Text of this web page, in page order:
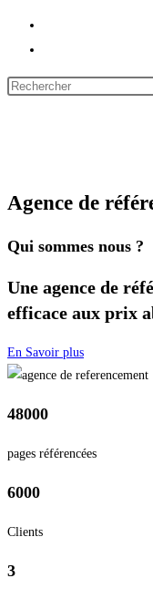
Agence de
Qui sommes nous ?
Une agence de
efficace aux prix
En Savoir plus
48000
pages référencées
6000
Clients
3